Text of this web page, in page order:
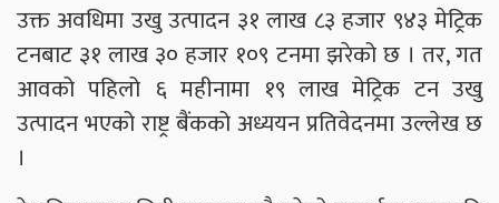
उक्त अवधिमा उखु उत्पादन ३१ लाख ८३ हजार ९४३ मेट्रिक
टनबाट ३१ लाख ३० हजार १०९ टनमा झरेको छ । तर, गत
आवको पहिलो ६ महीनामा १९ लाख मेट्रिक टन उखु
उत्पादन भएको राष्ट्र बैंकको अध्ययन प्रतिवेदनमा उल्लेख छ
।